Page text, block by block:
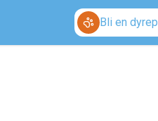
Bli en